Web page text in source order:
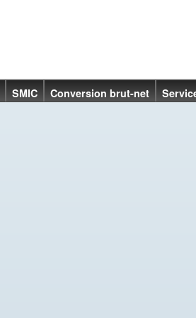
SMIC Conversion brut-net